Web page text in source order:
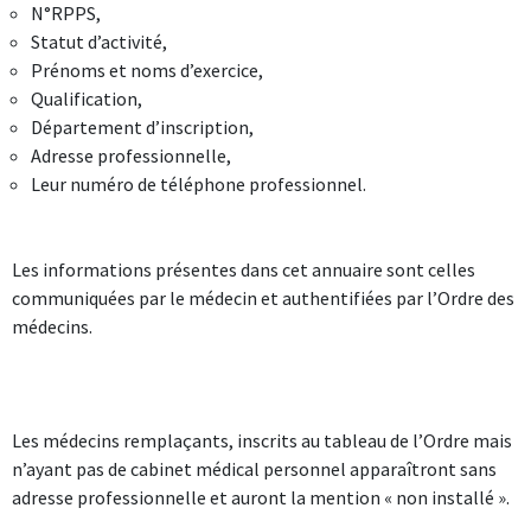
N°RPPS,
Statut d’activité,
Prénoms et noms d’exercice,
Qualification,
Département d’inscription,
Adresse professionnelle,
Leur numéro de téléphone professionnel.
Les informations présentes dans cet annuaire sont celles
communiquées par le médecin et authentifiées par l’Ordre des
médecins.
Les médecins remplaçants, inscrits au tableau de l’Ordre mais
n’ayant pas de cabinet médical personnel apparaîtront sans
adresse professionnelle et auront la mention « non installé ».